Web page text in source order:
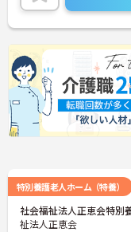
特別養護老人ホーム（特養）
社会福祉法人正恵会特
祉法人正恵会